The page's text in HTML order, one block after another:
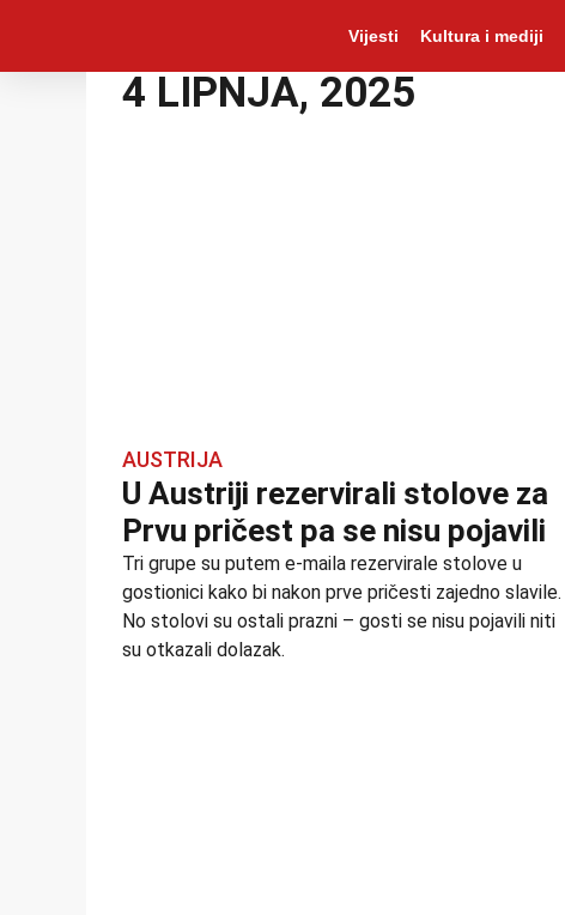
Vijesti Kultura i mediji
4 LIPNJA, 2025
AUSTRIJA
U Austriji rezervirali stolove za
Prvu pričest pa se nisu pojavili
Tri grupe su putem e-maila rezervirale stolove u
gostionici kako bi nakon prve pričesti zajedno slavile.
No stolovi su ostali prazni – gosti se nisu pojavili niti
su otkazali dolazak.